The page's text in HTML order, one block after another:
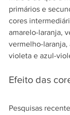
primários e
cores
amarelo-laranja,
vermelho-
violeta e azul-
Efeito das
Pesquisas